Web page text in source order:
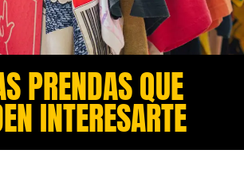
PRENDAS QUE
INTERESARTE​